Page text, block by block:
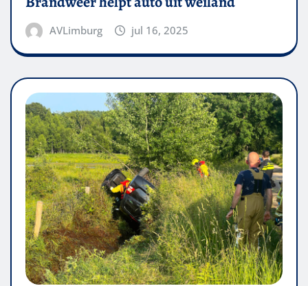
AVLimburg jul 16, 2025